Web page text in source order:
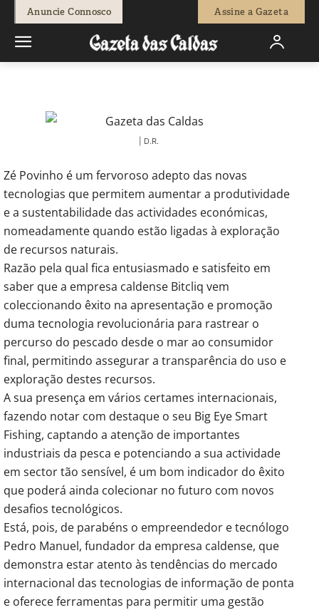
Anuncie Connosco Assine a Gazeta
Redação - 15 de Junho, 2018 0
| D.R.
Zé Povinho é um fervoroso adepto das novas
tecnologias que permitem aumentar a produtividade
e a sustentabilidade das actividades económicas,
nomeadamente quando estão ligadas à exploração
de recursos naturais.
Razão pela qual fica entusiasmado e satisfeito em
saber que a empresa caldense Bitcliq vem
coleccionando êxito na apresentação e promoção
duma tecnologia revolucionária para rastrear o
percurso do pescado desde o mar ao consumidor
final, permitindo assegurar a transparência do uso e
exploração destes recursos.
A sua presença em vários certames internacionais,
fazendo notar com destaque o seu Big Eye Smart
Fishing, captando a atenção de importantes
industriais da pesca e potenciando a sua actividade
em sector tão sensível, é um bom indicador do êxito
que poderá ainda colecionar no futuro com novos
desafios tecnológicos.
Está, pois, de parabéns o empreendedor e tecnólogo
Pedro Manuel, fundador da empresa caldense, que
demonstra estar atento às tendências do mercado
internacional das tecnologias de informação de ponta
e oferece ferramentas para permitir uma gestão